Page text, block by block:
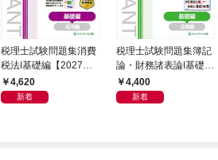
税理士試験問題集消費
税法Ⅰ基礎編【2027年
度版】
4,620
新着
税理士試験問題集簿記
論・財務諸表論Ⅰ基礎編
【2027年度版】
4,400
新着